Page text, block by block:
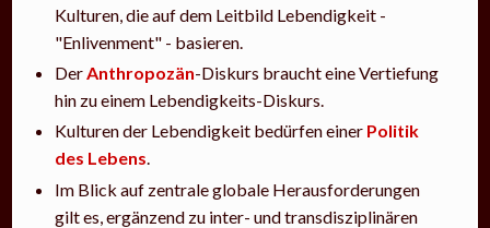
Kulturen, die auf dem Leitbild Lebendigkeit -
"Enlivenment" - basieren.
DerAnthropozän-Diskurs braucht eine Vertiefung
hin zu einem Lebendigkeits-Diskurs.
Kulturen der Lebendigkeit bedürfen einer Politik
des Lebens.
Im Blick auf zentrale globale Herausforderungen
gilt es, ergänzend zu inter- und transdisziplinären